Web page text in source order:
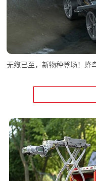
无缆已至，新物种登场！蜂